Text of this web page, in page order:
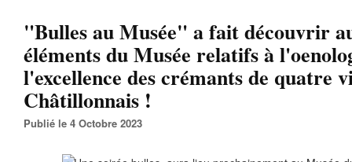
"Bulles au Musée" a fait découvrir
éléments du Musée relatifs à
l'excellence des crémants de quatre
Châtillonnais !
Publié le 4 Octobre 2023